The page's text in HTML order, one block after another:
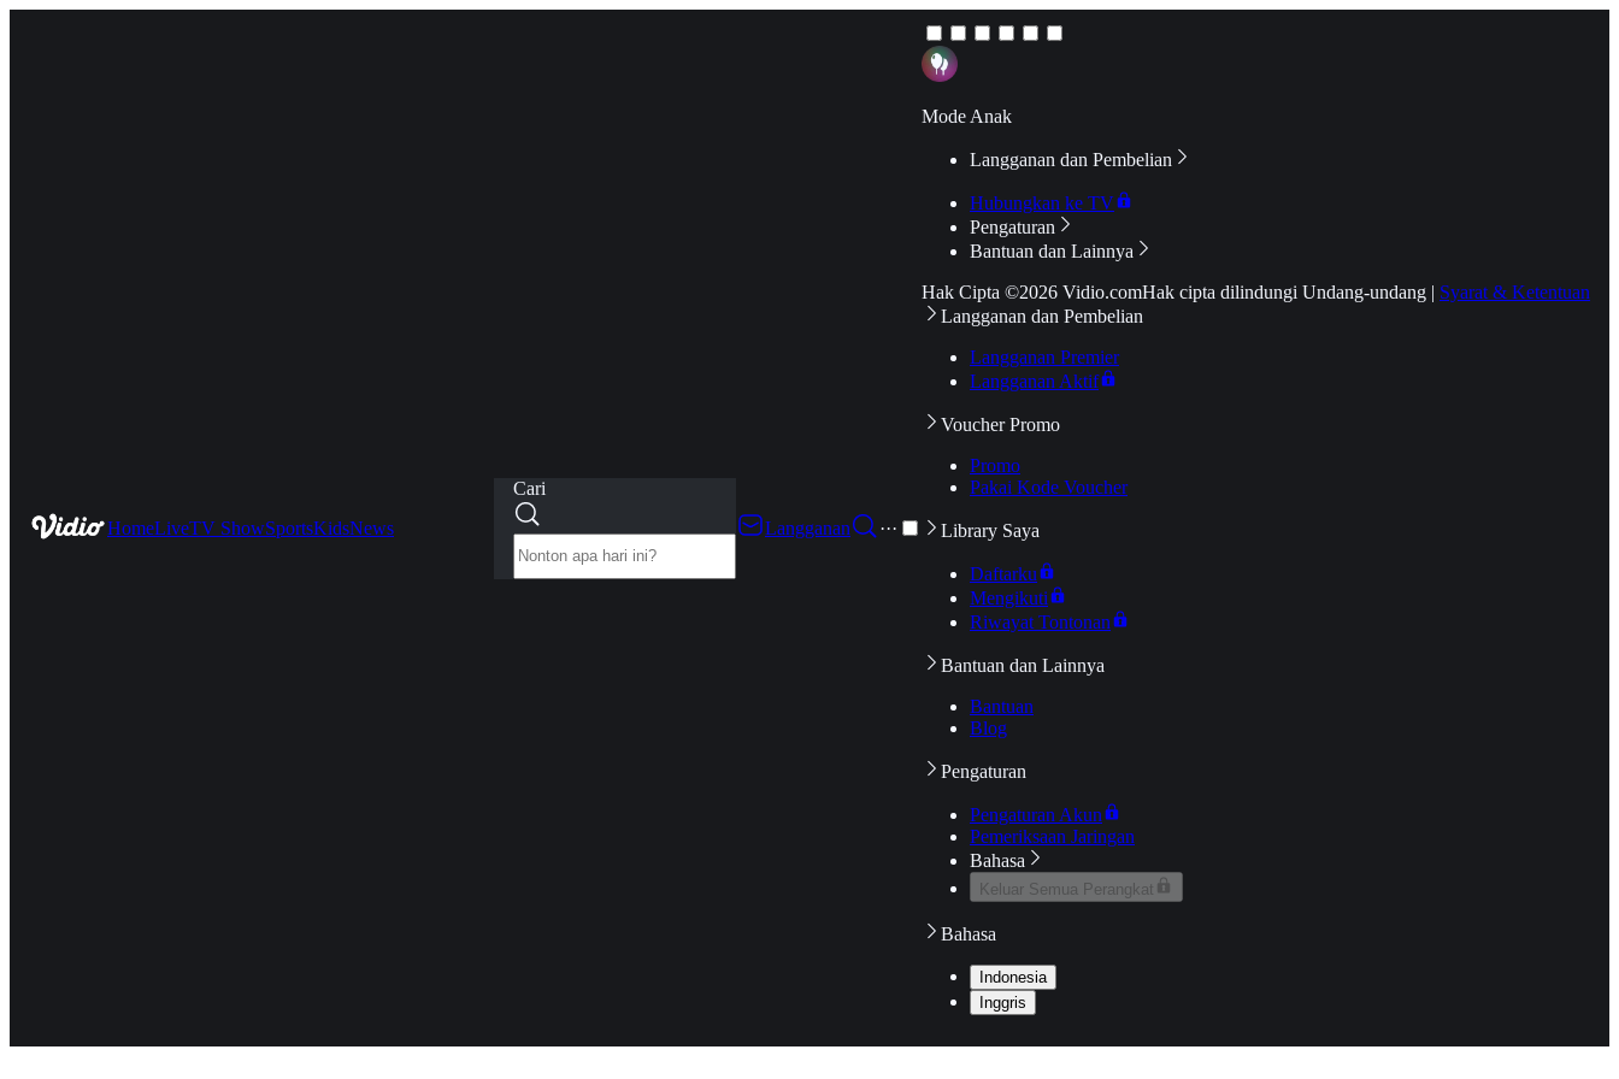
HomeLiveTV ShowSportsKidsNews
Cari
Langganan
···
Mode Anak
Langganan dan Pembelian
Hubungkan ke TV
Pengaturan
Bantuan dan Lainnya
Hak Cipta ©2026 Vidio.comHak cipta dilindungi Undang-undang | Syarat & Ketentuan
Langganan dan Pembelian
Langganan Premier
Langganan Aktif
Voucher Promo
Promo
Pakai Kode Voucher
Library Saya
Daftarku
Mengikuti
Riwayat Tontonan
Bantuan dan Lainnya
Bantuan
Blog
Pengaturan
Pengaturan Akun
Pemeriksaan Jaringan
Bahasa
Keluar Semua Perangkat
Bahasa
Indonesia
Inggris